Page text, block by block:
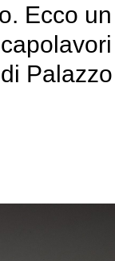
Ecco un
Palazzo